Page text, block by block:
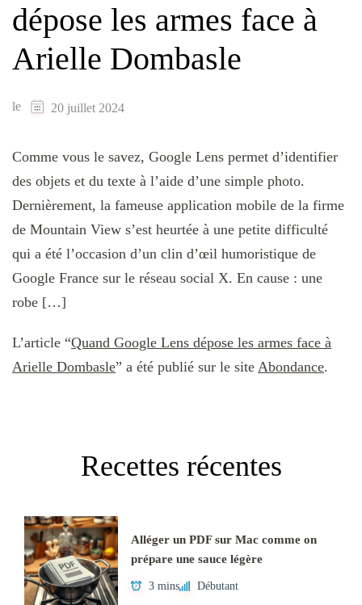
dépose les armes face à
Arielle Dombasle
le 20 juillet 2024
Comme vous le savez, Google Lens permet d’identifier
des objets et du texte à l’aide d’une simple photo.
Dernièrement, la fameuse application mobile de la firme
de Mountain View s’est heurtée à une petite difficulté
qui a été l’occasion d’un clin d’œil humoristique de
Google France sur le réseau social X. En cause : une
robe […]
L’article “Quand Google Lens dépose les armes face à
Arielle Dombasle” a été publié sur le site Abondance.
Recettes récentes
Alléger un PDF sur Mac comme on
prépare une sauce légère
3 mins Débutant